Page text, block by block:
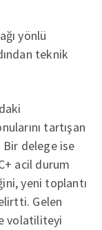
yönlü
teknik
tartışan
delege ise
acil durum
yeni toplantı
Gelen
volatiliteyi